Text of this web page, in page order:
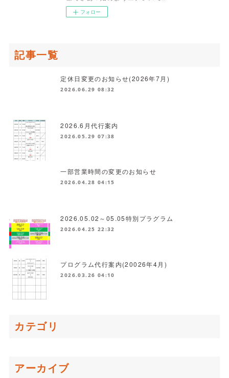
フォロー
記事一覧
定休日変更のお知らせ(2026年7月)
2026.06.29 08:32
2026.6月代行案内
2026.05.29 07:38
一部営業時間の変更のお知らせ
2026.04.28 04:15
2026.05.02～05.05特別プラグラム
2026.04.25 22:32
プログラム代行案内(20026年4月)
2026.03.26 04:10
カテゴリ
アーカイブ